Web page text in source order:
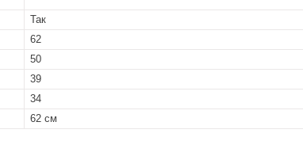
Так
62
50
39
34
62 см